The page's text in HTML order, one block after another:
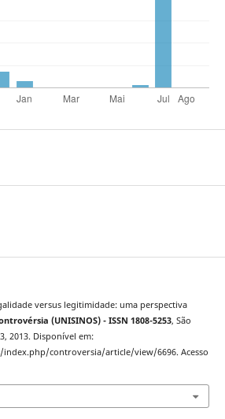
versus legitimidade: uma perspectiva
(UNISINOS) - ISSN 1808-5253, São
2013. Disponível em:
controversia/article/view/6696. Acesso